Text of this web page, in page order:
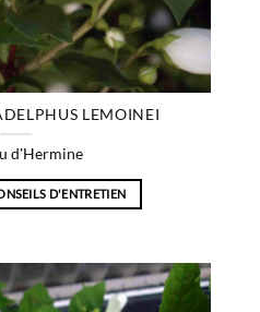
LEMOINEI
d'Hermine
D'ENTRETIEN